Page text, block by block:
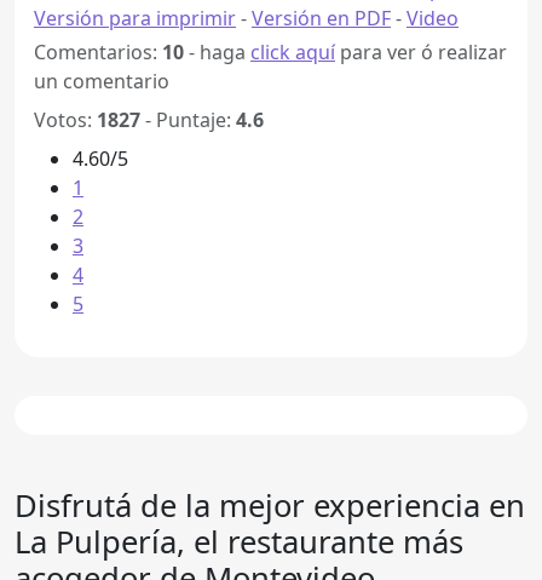
Versión para imprimir-Versión en PDF-Video
Comentarios: 10- haga click aquí para ver ó realizar
un comentario
Votos: 1827- Puntaje: 4.6
4.60/5
1
2
3
4
5
Disfrutá de la mejor experiencia en
La Pulpería, el restaurante más